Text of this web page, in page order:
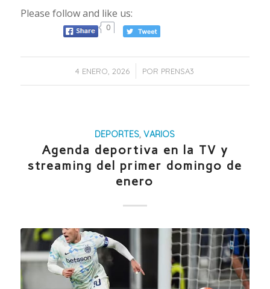
Please follow and like us:
0
4 ENERO, 2026
/ POR PRENSA3
DEPORTES,VARIOS
Agenda deportiva en la TV y
streaming del primer domingo de
enero